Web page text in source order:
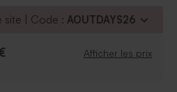
prénom en dorure. A
site | Code : AOUTDAYS26
Afficher les prix